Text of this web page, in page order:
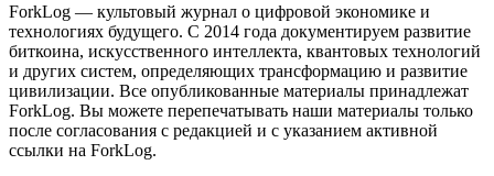
ForkLog — культовый журнал о цифровой экономике и
технологиях будущего. С 2014 года документируем развитие
биткоина, искусственного интеллекта, квантовых технологий
и других систем, определяющих трансформацию и развитие
цивилизации. Все опубликованные материалы принадлежат
ForkLog. Вы можете перепечатывать наши материалы только
после согласования с редакцией и с указанием активной
ссылки на ForkLog.